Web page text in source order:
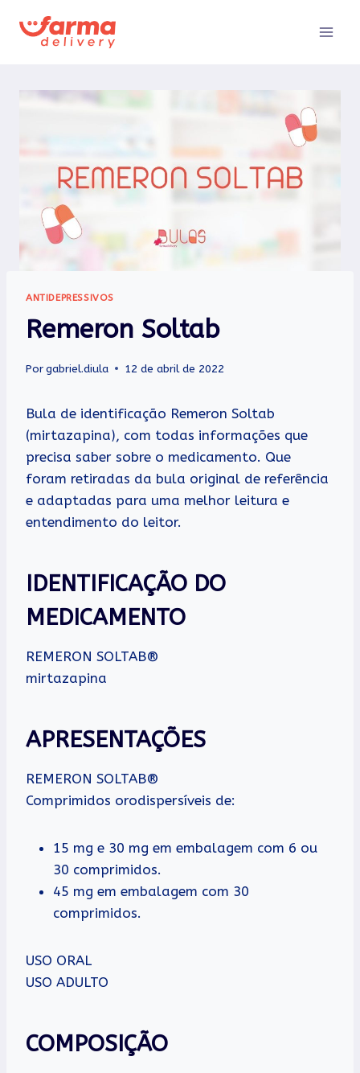
para
ANTIDEPRESSIVOS
Remeron Soltab
Porgabriel.diula 12 de abril de 2022
Bula de identificação Remeron Soltab
(mirtazapina), com todas informações que
precisa saber sobre o medicamento. Que
foram retiradas da bula original de referência
e adaptadas para uma melhor leitura e
entendimento do leitor.
IDENTIFICAÇÃO DO
MEDICAMENTO
REMERON SOLTAB®
mirtazapina
APRESENTAÇÕES
REMERON SOLTAB®
Comprimidos orodispersíveis de:
15 mg e 30 mg em embalagem com 6 ou
30 comprimidos.
45 mg em embalagem com 30
comprimidos.
USO ORAL
USO ADULTO
COMPOSIÇÃO